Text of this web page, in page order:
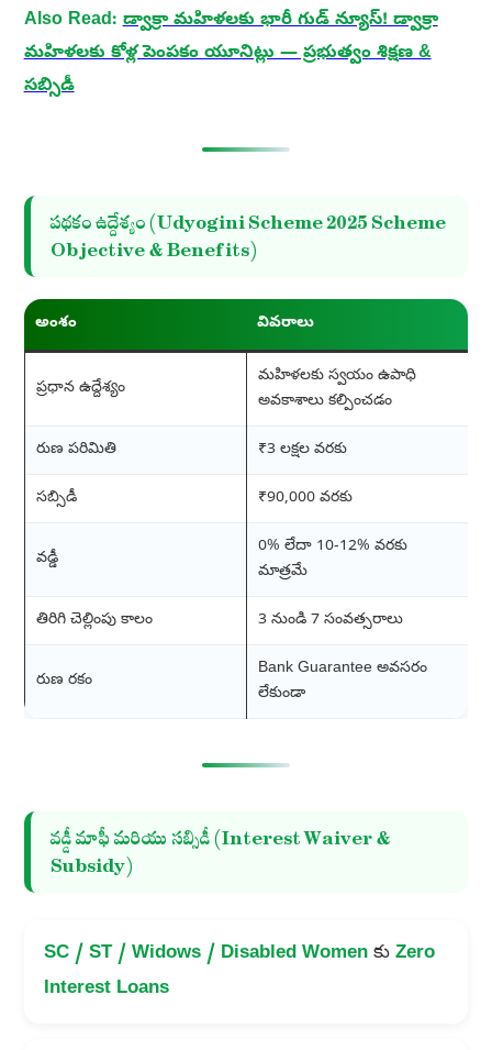
Also Read: డ్వాక్రా మహిళలకు భారీ గుడ్ న్యూస్! డ్వాక్రా
మహిళలకు కోళ్ల పెంపకం యూనిట్లు — ప్రభుత్వం శిక్షణ &
సబ్సిడీ
పథకం ఉద్దేశ్యం (Udyogini Scheme 2025 Scheme
Objective & Benefits)
అంశం వివరాలు
ప్రధాన ఉద్దేశ్యం
మహిళలకు స్వయం ఉపాధి
అవకాశాలు కల్పించడం
రుణ పరిమితి ₹3 లక్షల వరకు
సబ్సిడీ ₹90,000 వరకు
వడ్డీ
0% లేదా 10-12% వరకు
మాత్రమే
తిరిగి చెల్లింపు కాలం 3 నుండి 7 సంవత్సరాలు
రుణ రకం
Bank Guarantee అవసరం
లేకుండా
వడ్డీ మాఫీ మరియు సబ్సిడీ (Interest Waiver &
Subsidy)
SC / ST / Widows / Disabled Womenకు Zero
Interest Loans